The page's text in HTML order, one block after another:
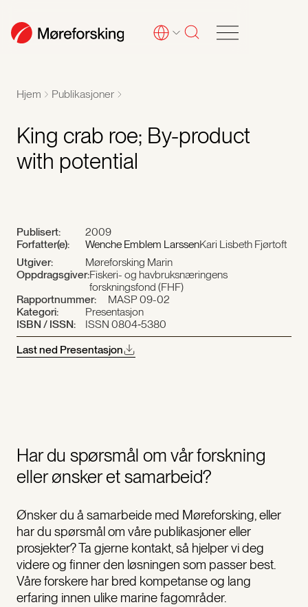
Hjem Publikasjoner
King crab roe; By-product
with potential
Publisert:
2009
Forfatter(e):
Wenche Emblem LarssenKari Lisbeth Fjørtoft
Utgiver:
Møreforsking Marin
Oppdragsgiver:Fiskeri- og havbruksnæringens
forskningsfond (FHF)
Rapportnummer:
MASP 09-02
Kategori:
Presentasjon
ISBN / ISSN:
ISSN 0804‐5380
Last ned Presentasjon
Har du spørsmål om vår forskning
eller ønsker et samarbeid?
Ønsker du å samarbeide med Møreforsking, eller
har du spørsmål om våre publikasjoner eller
prosjekter? Ta gjerne kontakt, så hjelper vi deg
videre og finner den løsningen som passer best.
Våre forskere har bred kompetanse og lang
erfaring innen ulike marine fagområder.